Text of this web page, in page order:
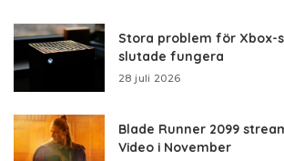
Stora problem för Xbox-
slutade fungera
28 juli 2026
Blade Runner 2099
Video i November